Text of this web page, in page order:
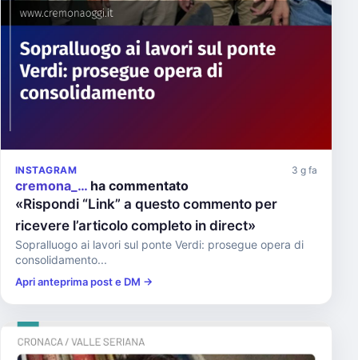
INSTAGRAM 3 g fa
cremona_… ha commentato
«Rispondi “Link” a questo commento per
ricevere l’articolo completo in direct»
Sopralluogo ai lavori sul ponte Verdi: prosegue opera di
consolidamento...
Apri anteprima post e DM →